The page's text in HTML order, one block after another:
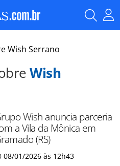
Wish Serrano
Wish
Wish anuncia parceria
a Vila da Mônica em
(RS)
08/01/2026 às 12h43